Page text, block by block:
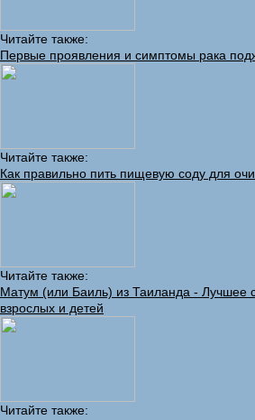
Читайте также:
Первые проявления и симптомы рака
Читайте также:
Как правильно пить пищевую соду для
Читайте также:
Матум (или Баиль) из Таиланда - Лучшее
взрослых и детей
Читайте также: